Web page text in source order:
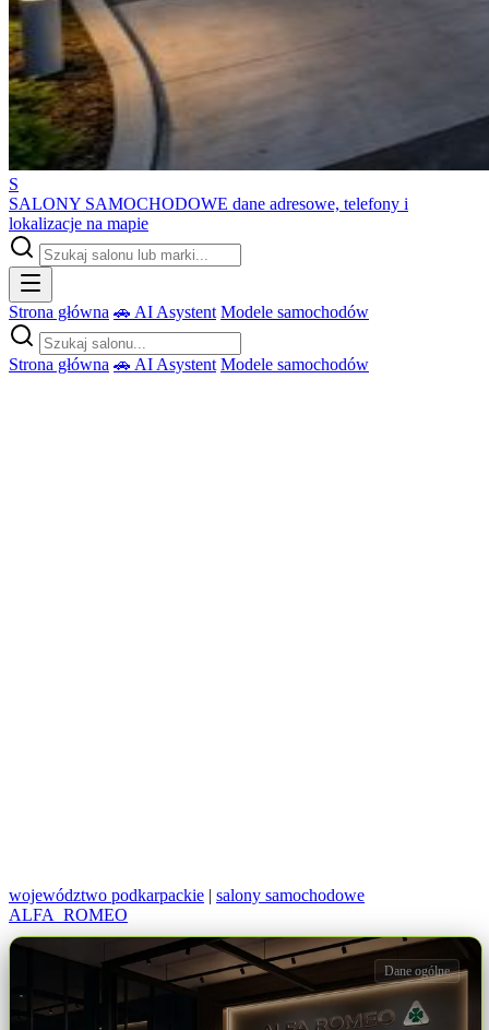
S
SALONY SAMOCHODOWE dane adresowe, telefony i
lokalizacje na mapie
Strona główna 🚗 AI Asystent Modele samochodów
Strona główna 🚗 AI Asystent Modele samochodów
województwo podkarpackie | salony samochodowe
ALFA_ROMEO
Dane ogólne